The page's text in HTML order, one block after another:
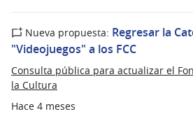
Hace 4 meses
Nueva propuesta: Regresar la
"Videojuegos" a los FCC
Consulta pública para actualizar el
la Cultura